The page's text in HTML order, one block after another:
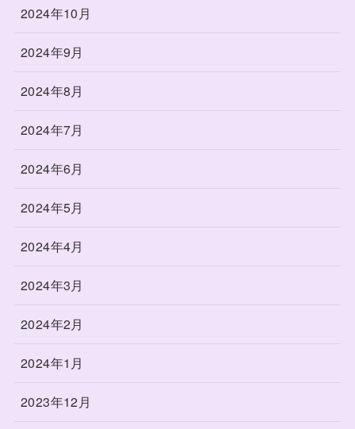
2024年10月
2024年9月
2024年8月
2024年7月
2024年6月
2024年5月
2024年4月
2024年3月
2024年2月
2024年1月
2023年12月